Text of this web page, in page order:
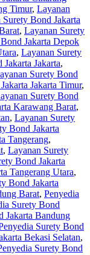
Timur, Layanan
Surety Bond Jakarta
, Layanan Surety
Jakarta Depok
, Layanan Surety
Jakarta,
Surety Bond
Jakarta Timur,
Surety Bond
Karawang Barat,
, Layanan Surety
Bond Jakarta
Tangerang,
, Layanan Surety
Bond Jakarta
Tangerang Utara,
Bond Jakarta
Barat, Penyedia
Surety Bond
Jakarta Bandung
Surety Bond
Bekasi Selatan,
Surety Bond